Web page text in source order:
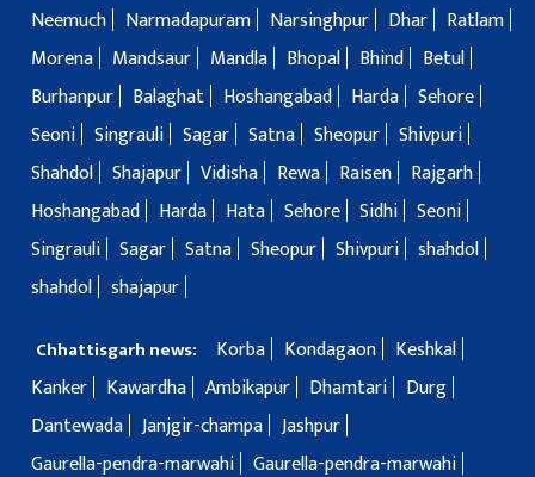
Neemuch
Narmadapuram Narsinghpur Dhar
Ratlam
Morena
Mandsaur Mandla Bhopal Bhind
Betul
Burhanpur
Balaghat Hoshangabad Harda Sehore
Seoni Singrauli Sagar Satna Sheopur Shivpuri
Shahdol Shajapur Vidisha Rewa Raisen
Rajgarh
Hoshangabad
Harda Hata Sehore Sidhi Seoni
Singrauli Sagar Satna Sheopur Shivpuri shahdol
shahdol shajapur
Chhattisgarh news: Korba Kondagaon
Keshkal
Kanker
Kawardha Ambikapur Dhamtari
Durg
Dantewada Janjgir-champa Jashpur
Gaurella-pendra-marwahi Gaurella-pendra-marwahi